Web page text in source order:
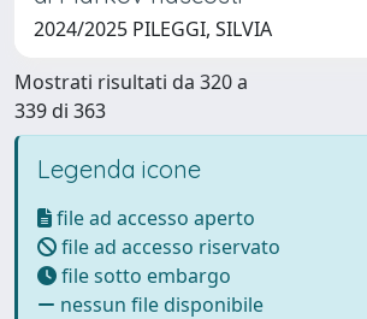
2024/2025 PILEGGI, SILVIA
Mostrati risultati da 320 a
339 di 363
Legenda icone
file ad accesso aperto
file ad accesso riservato
file sotto embargo
nessun file disponibile